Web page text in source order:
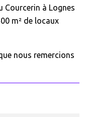
Courcerin à Lognes
m² de locaux
nous remercions